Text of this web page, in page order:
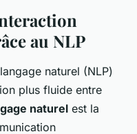
au NLP
naturel (NLP)
plus fluide entre
naturel est la